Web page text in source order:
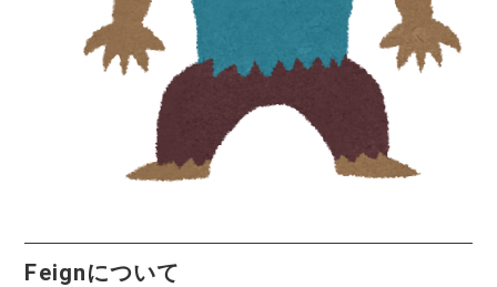
Feignについて